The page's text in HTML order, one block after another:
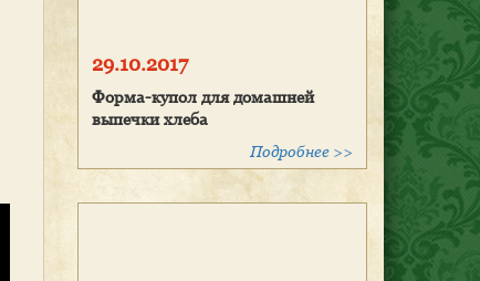
29.10.2017
Форма-купол для домашней
выпечки хлеба
Подробнее >>